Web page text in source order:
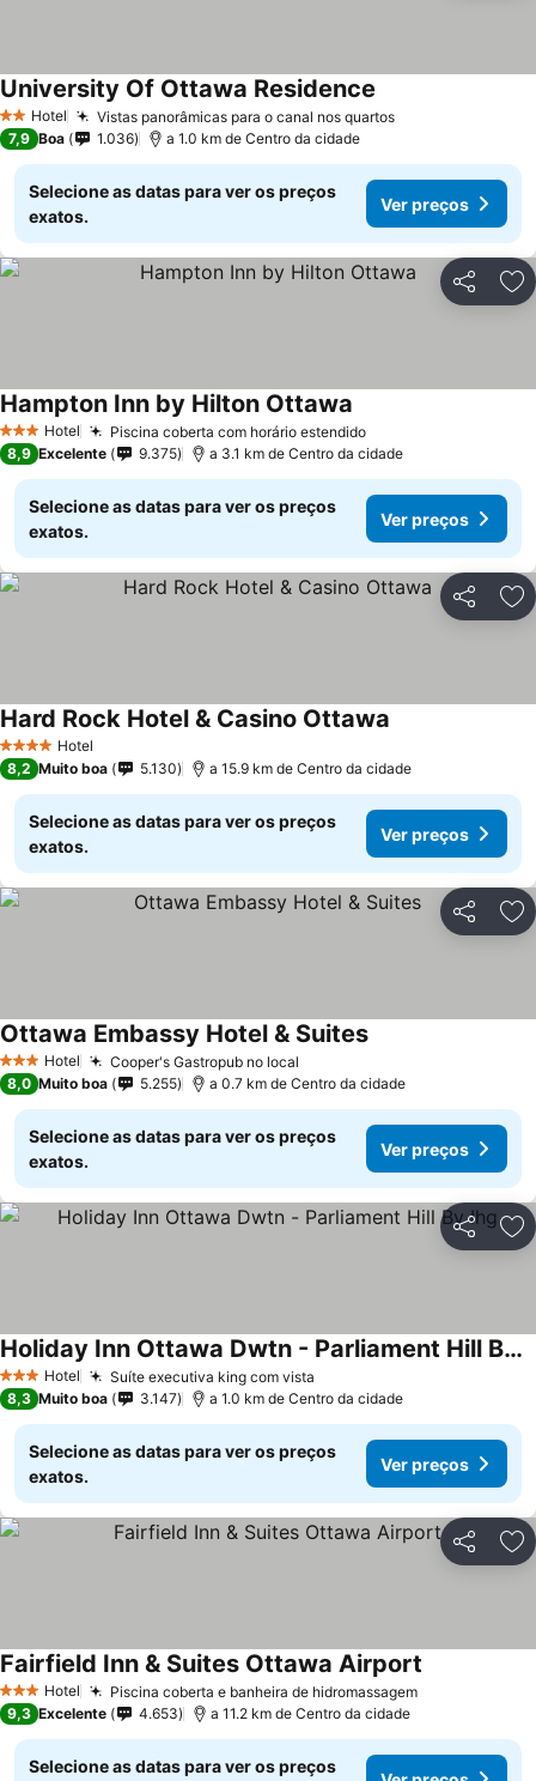
2 Estrelas
Hotel Vistas panorâmicas para o canal nos quartos
University Of Ottawa Residence
7,9 Boa 1.036 a 1.0 km de Centro da cidade
Selecione as datas para ver os preços
exatos.
Ver preços
Partilhar
3 EstrelasHotel Piscina coberta com horário estendido
Hampton Inn by Hilton Ottawa
8,9 Excelente 9.375 a 3.1 km de Centro da cidade
Selecione as datas para ver os preços
exatos.
Ver preços
Partilhar
4 EstrelasHotel
Hard Rock Hotel & Casino Ottawa
8,2 Muito boa 5.130 a 15.9 km de Centro da cidade
Selecione as datas para ver os preços
exatos.
Ver preços
Partilhar
3 EstrelasHotel Cooper's Gastropub no local
Ottawa Embassy Hotel & Suites
8,0 Muito boa 5.255 a 0.7 km de Centro da cidade
Selecione as datas para ver os preços
exatos.
Ver preços
Partilhar
3 EstrelasHotel Suíte executiva king com vista
Holiday Inn Ottawa Dwtn - Parliament Hill By Ihg
8,3 Muito boa 3.147 a 1.0 km de Centro da cidade
Selecione as datas para ver os preços
exatos.
Ver preços
Partilhar
3 EstrelasHotel Piscina coberta e banheira de hidromassagem
Fairfield Inn & Suites Ottawa Airport
9,3 Excelente 4.653 a 11.2 km de Centro da cidade
Selecione as datas para ver os preços